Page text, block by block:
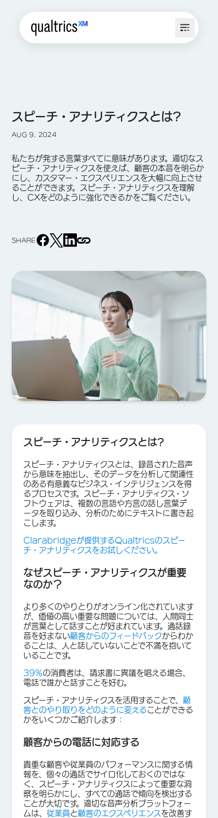
スピーチ・アナリティクスとは?
AUG 9, 2024
私たちが発する言葉すべてに意味があります。適切なス
ピーチ・アナリティクスを使えば、顧客の本音を明らか
にし、カスタマー・エクスペリエンスを大幅に向上させ
ることができます。スピーチ・アナリティクスを理解
し、CXをどのように強化できるかをご覧ください。
SHARE
スピーチ・アナリティクスとは?
スピーチ・アナリティクス とは、録音された音声
から意味を抽出し、そのデータを分析して関連性
のある有意義なビジネス・インテリジェンスを得
るプロセスです。スピーチ・アナリティクス・ソ
フトウェアは、複数の言語や方言の話し言葉デ
ータを取り込み、分析のためにテキストに書き起
こします。
Clarabridgeが提供するQualtricsのスピー
チ・アナリティクスをお試しください。
なぜスピーチ・アナリティクスが重要
なのか？
より多くのやりとりがオンライン化されています
が、価値の高い重要な問題については、人間同士
が言葉として話すことが好まれています。通話録
音を好まない顧客からのフィードバックからわか
ることは、人と話していないことで不満を抱いて
いることです。
39％の消費者は、請求書に異議を唱える場合、
電話で誰かと話すことを好む。
スピーチ・アナリティクスを活用することで、 顧
客とのやり取りをどのように変えることができる
かをいくつかご紹介します：
顧客からの電話に対応する
貴重な顧客や従業員のパフォーマンスに関する情
報を、個々の通話でサイロ化しておくのではな
く、スピーチ・アナリティクスによって重要な洞
察を明らかにし、すべての通話で傾向を検出する
ことが大切です。適切な音声分析プラットフォー
ムは、 従業員と顧客のエクスペリエンス を改善す